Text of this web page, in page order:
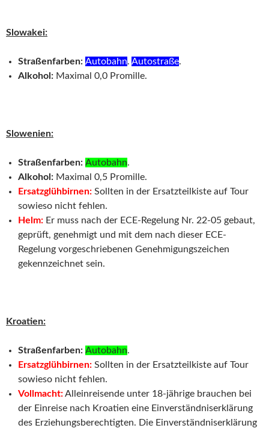
Slowakei:
Straßenfarben: Autobahn. Autostraße.
Alkohol: Maximal 0,0 Promille.
Slowenien:
Straßenfarben: Autobahn.
Alkohol: Maximal 0,5 Promille.
Ersatzglühbirnen: Sollten in der Ersatzteilkiste auf Tour
sowieso nicht fehlen.
Helm: Er muss nach der ECE-Regelung Nr. 22-05 gebaut,
geprüft, genehmigt und mit dem nach dieser ECE-
Regelung vorgeschriebenen Genehmigungszeichen
gekennzeichnet sein.
Kroatien:
Straßenfarben: Autobahn.
Ersatzglühbirnen: Sollten in der Ersatzteilkiste auf Tour
sowieso nicht fehlen.
Vollmacht:Alleinreisende unter 18-jährige brauchen bei
der Einreise nach Kroatien eine Einverständniserklärung
des Erziehungsberechtigten. Die Einverständniserklärung